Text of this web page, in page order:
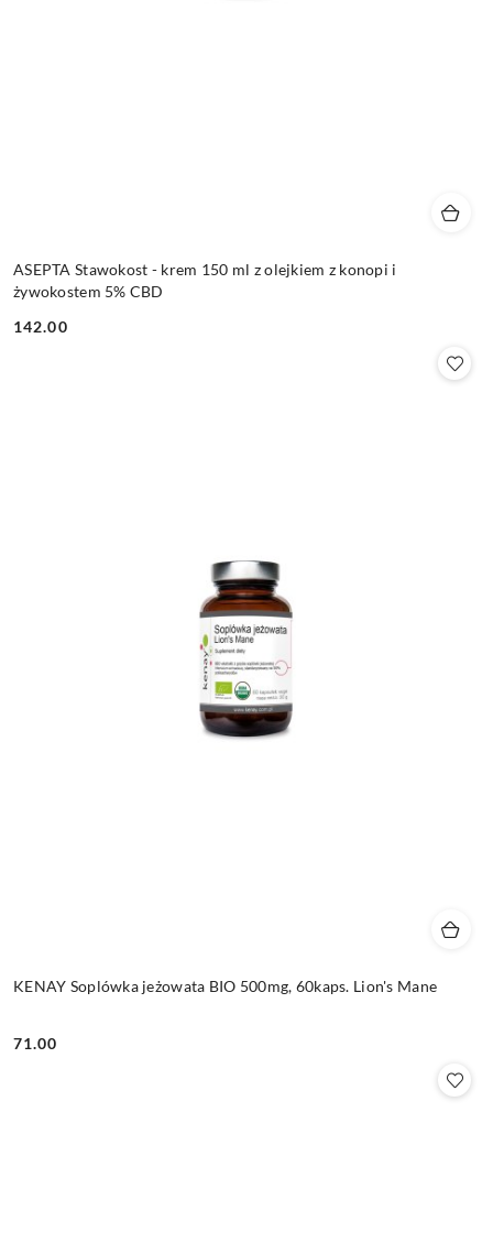
ASEPTA Stawokost - krem 150 ml z olejkiem z konopi i
żywokostem 5% CBD
Cena:
142.00
KENAY Soplówka jeżowata BIO 500mg, 60kaps. Lion's Mane
Cena:
71.00